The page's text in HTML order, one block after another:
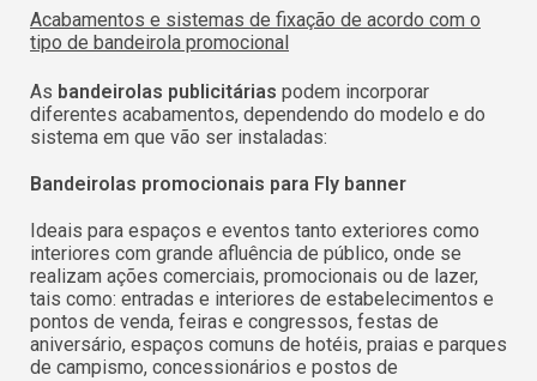
Acabamentos e sistemas de fixação de acordo com o
tipo de bandeirola promocional
As bandeirolas publicitárias podem incorporar
diferentes acabamentos, dependendo do modelo e do
sistema em que vão ser instaladas:
Bandeirolas promocionais para Fly banner
Ideais para espaços e eventos tanto exteriores como
interiores com grande afluência de público, onde se
realizam ações comerciais, promocionais ou de lazer,
tais como: entradas e interiores de estabelecimentos e
pontos de venda, feiras e congressos, festas de
aniversário, espaços comuns de hotéis, praias e parques
de campismo, concessionários e postos de